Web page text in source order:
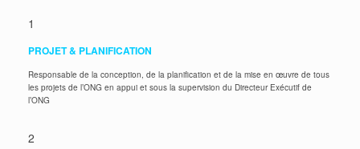
1
PROJET& PLANIFICATION
Responsable de la conception, de la planification et de la mise en œuvre de tous
les projets de l’ONG en appui et sous la supervision du Directeur Exécutif de
l’ONG
2